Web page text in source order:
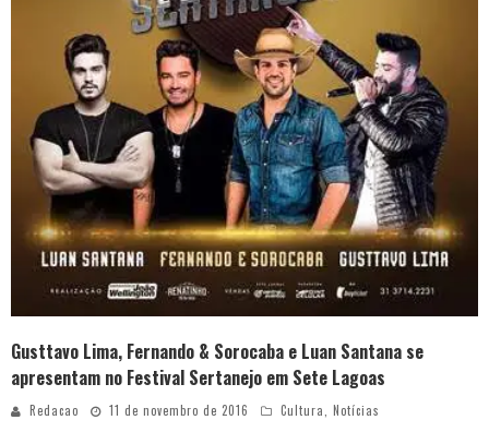
Gusttavo Lima, Fernando & Sorocaba e Luan Santana se
apresentam no Festival Sertanejo em Sete Lagoas
Redacao 11 de novembro de 2016 Cultura Notícias